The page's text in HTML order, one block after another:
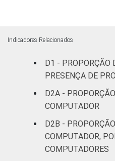
Fonte: NIC.br - set
Indicadores Relacionados
D1 - PROPORÇÃO
PRESENÇA DE
D2A -
COMPUTADOR
D2B -
COMPUTADOR,
COMPUTADORES